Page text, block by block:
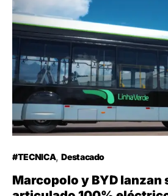
DIC 15, 2020